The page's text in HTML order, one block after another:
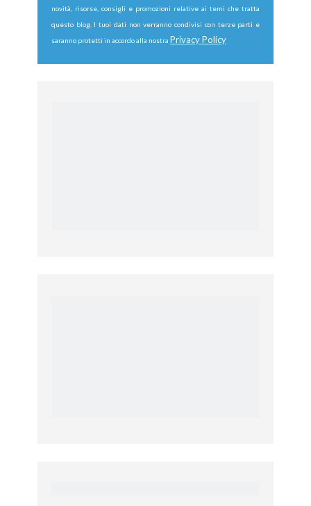
novità, risorse, consigli e promozioni relative ai temi che tratta
questo blog. I tuoi dati non verranno condivisi con terze parti e
saranno protetti in accordo alla nostra Privacy Policy